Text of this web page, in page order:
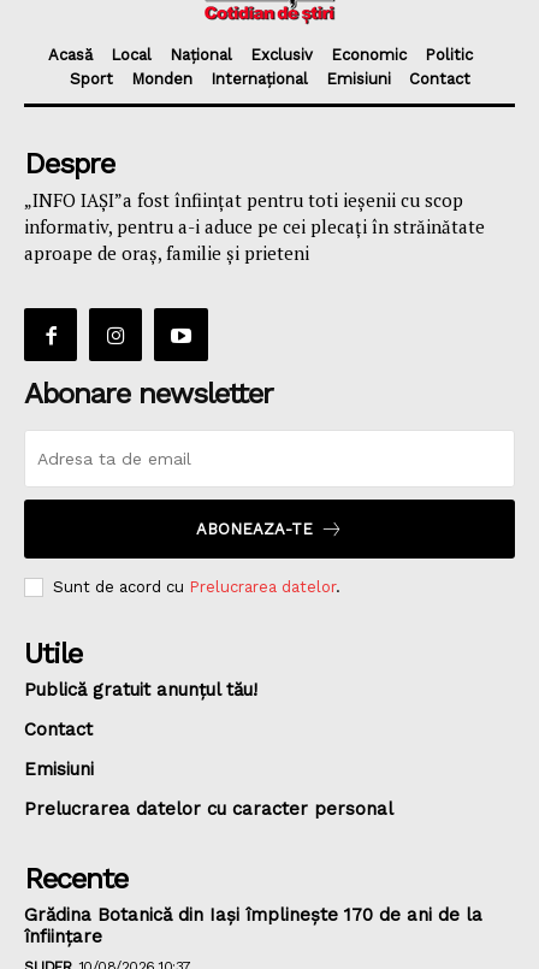
Acasă Local Național Exclusiv Economic
Politic
Sport
Monden Internațional Emisiuni Contact
Despre
„INFO IAȘI”a fost înfiinţat pentru toti ieşenii cu scop
informativ, pentru a-i aduce pe cei plecaţi în străinătate
aproape de oraş, familie și prieteni
Abonare newsletter
ABONEAZA-TE
Sunt de acord cu Prelucrarea datelor.
Utile
Publică gratuit anunțul tău!
Contact
Emisiuni
Prelucrarea datelor cu caracter personal
Recente
Grădina Botanică din Iaşi împlineşte 170 de ani de la
înfiinţare